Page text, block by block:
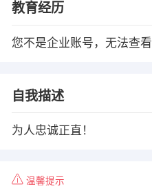
教育经历
您不是企业账号，无法查看
自我描述
为人忠诚正直！
温馨提示